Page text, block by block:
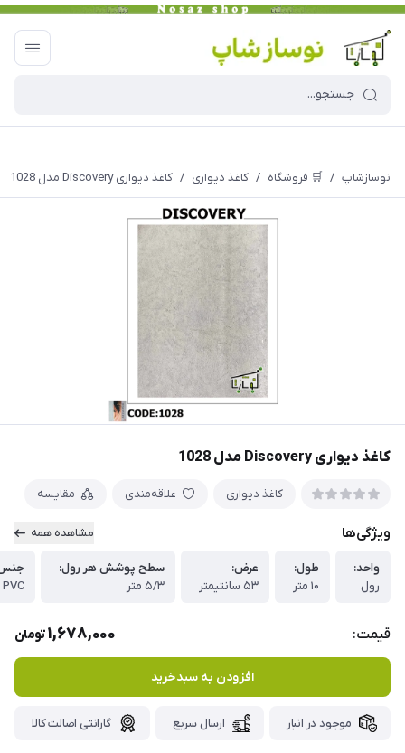
نوسازشاپ / 🛒 فروشگاه / کاغذ دیواری / کاغذ دیواری Discovery مدل 1028
کاغذ دیواری Discovery مدل 1028
کاغذ دیواری علاقه‌مندی مقایسه
ویژگی‌ها مشاهده همه
واحد:
رول
طول:
۱۰ متر
عرض:
۵۳ سانتیمتر
سطح پوشش هر رول:
۵/۳ متر
جنس
PVC
قیمت: 1,678,000تومان
افزودن به سبدخرید
موجود در انبار ارسال سریع گارانتی اصالت کالا